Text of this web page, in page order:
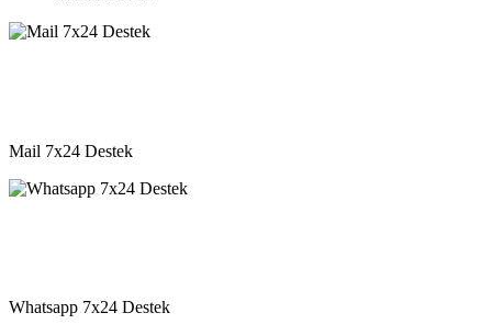
Mail 7x24 Destek
Whatsapp 7x24 Destek